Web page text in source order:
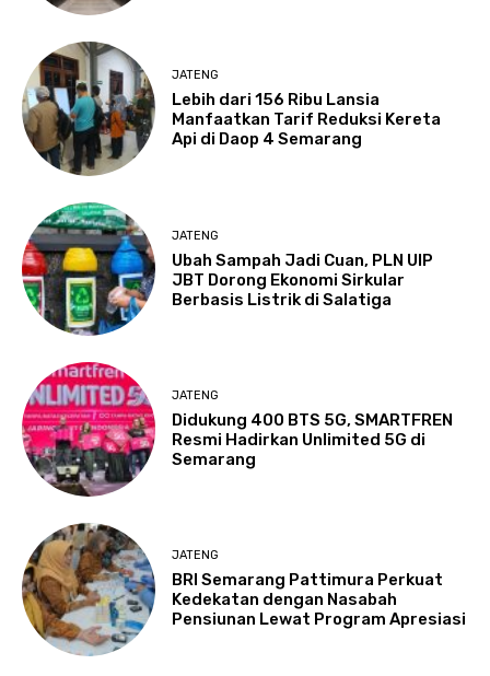
JATENG
Lebih dari 156 Ribu Lansia
Manfaatkan Tarif Reduksi Kereta
Api di Daop 4 Semarang
JATENG
Ubah Sampah Jadi Cuan, PLN UIP
JBT Dorong Ekonomi Sirkular
Berbasis Listrik di Salatiga
JATENG
Didukung 400 BTS 5G, SMARTFREN
Resmi Hadirkan Unlimited 5G di
Semarang
JATENG
BRI Semarang Pattimura Perkuat
Kedekatan dengan Nasabah
Pensiunan Lewat Program Apresiasi